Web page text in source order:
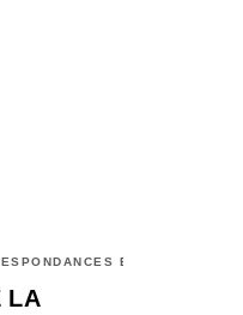
ET CHRONIQUES
LA